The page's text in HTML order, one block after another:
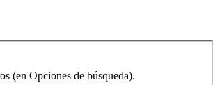
(en Opciones de búsqueda).